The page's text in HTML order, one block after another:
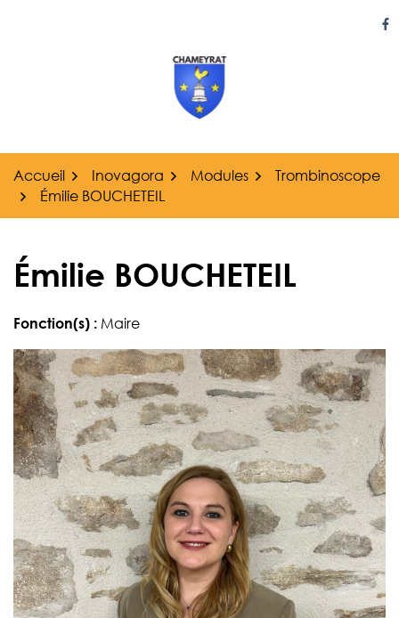
Accueil Inovagora Modules
Trombinoscope
Émilie BOUCHETEIL
Émilie BOUCHETEIL
Fonction(s) : Maire